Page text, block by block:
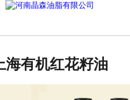
海有机红花籽油